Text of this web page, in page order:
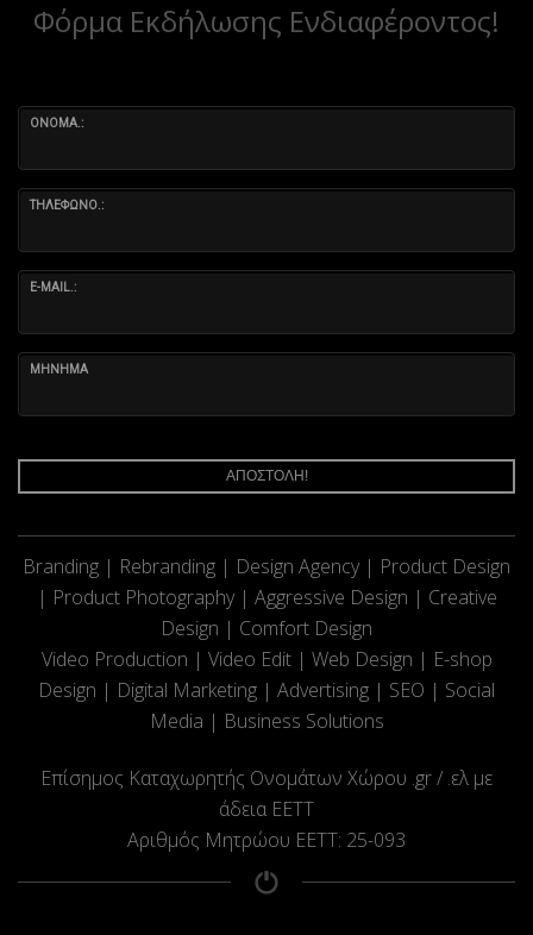
Φόρμα Εκδήλωσης Ενδιαφέροντος!
ΟΝΟΜΑ.:
ΤΗΛΕΦΩΝΟ.:
E-MAIL.:
ΜΗΝΗΜΑ
ΑΠΟΣΤΟΛΗ!
Branding | Rebranding | Design Agency | Product Design
| Product Photography | Aggressive Design | Creative
Design | Comfort Design
Video Production | Video Edit | Web Design | E-shop
Design | Digital Marketing | Advertising | SEO | Social
Media | Business Solutions
Επίσημος Καταχωρητής Ονομάτων Χώρου .gr / .ελ με
άδεια ΕΕΤΤ
Αριθμός Μητρώου ΕΕΤΤ: 25-093